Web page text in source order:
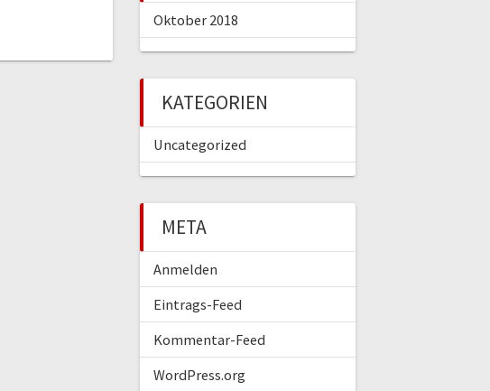
Oktober 2018
KATEGORIEN
Uncategorized
META
Anmelden
Eintrags-Feed
Kommentar-Feed
WordPress.org